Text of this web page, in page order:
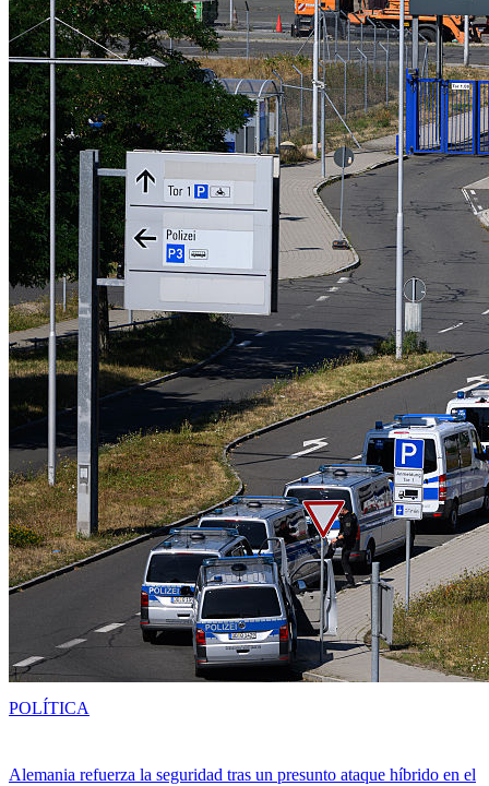
Alemania refuerza la seguridad tras un presunto ataque híbrido en el
POLÍTICA